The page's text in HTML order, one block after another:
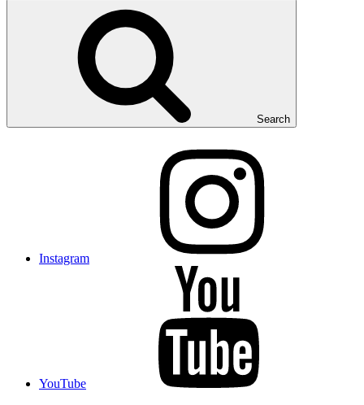
Search
Instagram
YouTube